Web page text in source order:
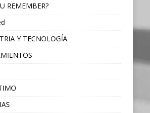
REMEMBER?
Y TECNOLOGÍA